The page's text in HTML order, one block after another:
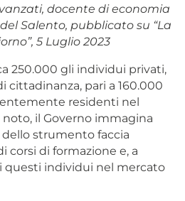
docente di economia
Salento, pubblicato su “La
5 Luglio 2023
250.000 gli individui privati,
cittadinanza, pari a 160.000
residenti nel
il Governo immagina
strumento faccia
corsi di formazione e, a
questi individui nel mercato